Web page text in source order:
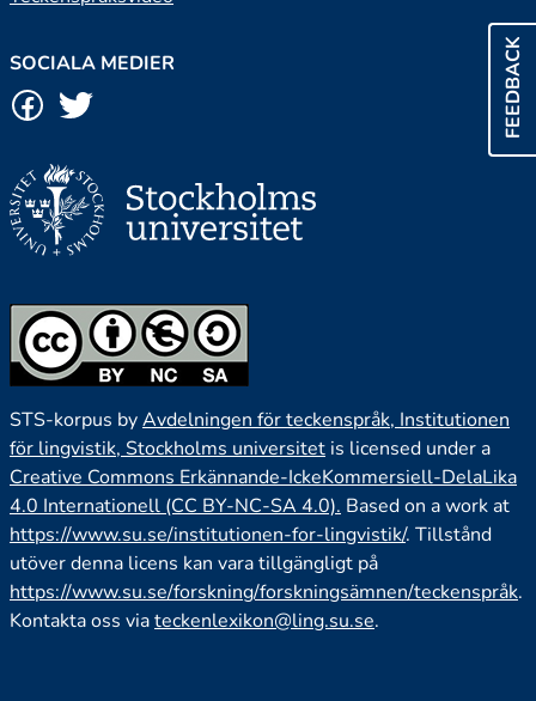
FEEDBACK
SOCIALA MEDIER
STS-korpus byAvdelningen för teckenspråk, Institutionen
för lingvistik, Stockholms universitet is licensed under a
Creative Commons Erkännande-IckeKommersiell-DelaLika
4.0 Internationell (CC BY-NC-SA 4.0). Based on a work at
https://www.su.se/institutionen-for-lingvistik/. Tillstånd
utöver denna licens kan vara tillgängligt på
https://www.su.se/forskning/forskningsämnen/teckenspråk.
Kontakta oss viateckenlexikon@ling.su.se.